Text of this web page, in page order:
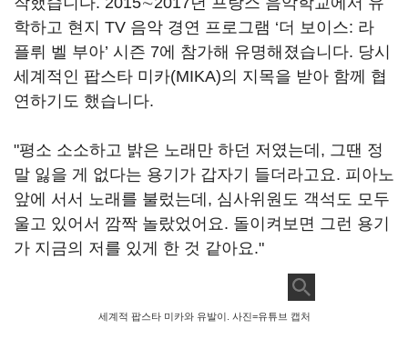
학하고 현지 TV 음악 경연 프로그램 ‘더 보이스: 라
플뤼 벨 부아’ 시즌 7에 참가해 유명해졌습니다. 당시
세계적인 팝스타 미카(MIKA)의 지목을 받아 함께 협
연하기도 했습니다.
"평소 소소하고 밝은 노래만 하던 저였는데, 그땐 정
말 잃을 게 없다는 용기가 갑자기 들더라고요. 피아노
앞에 서서 노래를 불렀는데, 심사위원도 객석도 모두
울고 있어서 깜짝 놀랐었어요. 돌이켜보면 그런 용기
가 지금의 저를 있게 한 것 같아요."
세계적 팝스타 미카와 유발이. 사진=유튜브 캡처